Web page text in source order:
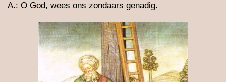
A.: O God, wees ons zondaars genadig.